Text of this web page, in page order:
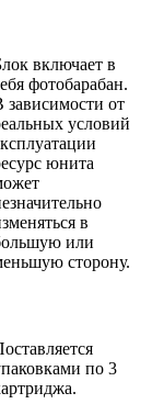
включает в
фотобарабан.
зависимости от
условий
юнита
в
или
сторону.
по 3